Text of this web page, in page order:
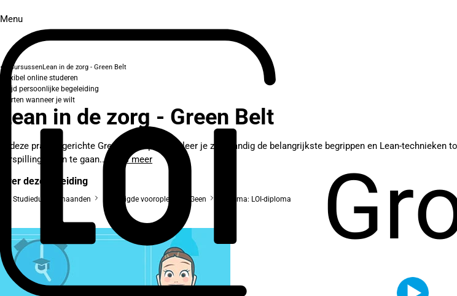
Menu
CursussenLean in de zorg - Green Belt
Flexibel online studeren
Altijd persoonlijke begeleiding
Starten wanneer je wilt
Lean in de zorg - Green Belt
In deze praktijkgerichte Green Belt-opleiding leer je zelfstandig de belangrijkste begrippen en Lean-
verspilling tegen te gaan...
Lees meer
Over deze opleiding
Studieduur: 4 maanden Benodigde vooropleiding: Geen Diploma: LOI-diploma